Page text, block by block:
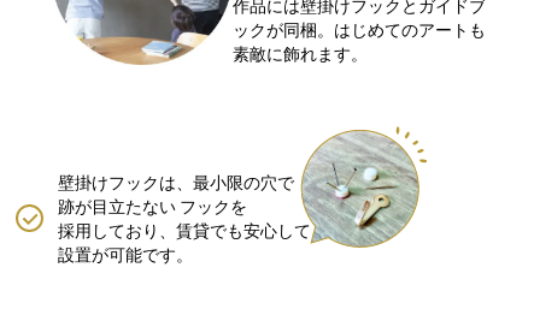
作品には壁掛けフックとガイドブ
ックが同梱。はじめてのアートも
素敵に飾れます。
壁掛けフックは、最小限の穴で
跡が目立たない フックを
採用しており、賃貸でも安心して
設置が可能です。